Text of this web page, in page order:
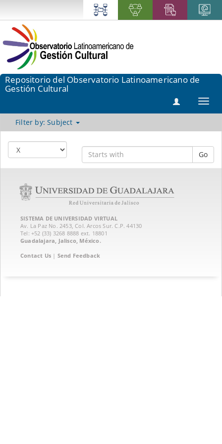
Repositorio del Observatorio Latinoamericano de
Gestión Cultural
Filter by: Subject
Go
SISTEMA DE UNIVERSIDAD VIRTUAL
Av. La Paz No. 2453, Col. Arcos Sur. C.P. 44130
Tel: +52 (33) 3268 8888‏ ext. 18801
Guadalajara, Jalisco, México.
Contact Us | Send Feedback